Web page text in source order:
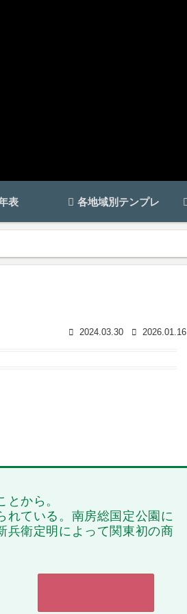
表 各地域別テンプレ
2024.03.30 2026.01.16
から。
れている。南房総国定公園に
兵衛定明によって関東初の商